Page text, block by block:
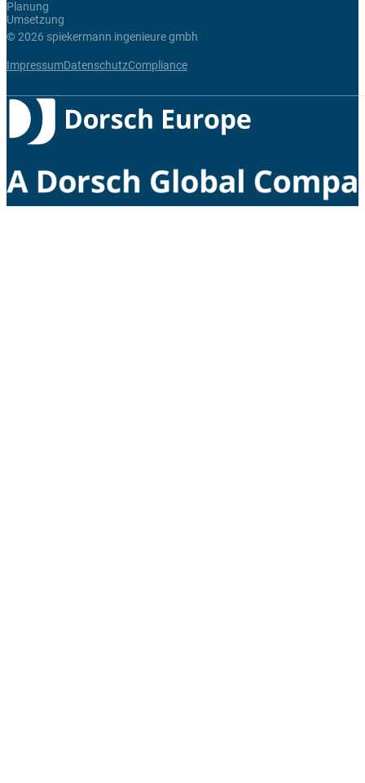
Planung
Umsetzung
© 2026 spiekermann ingenieure gmbh
ImpressumDatenschutzCompliance